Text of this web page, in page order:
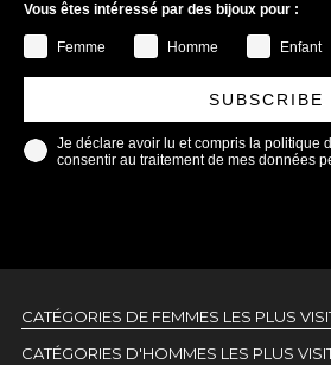
Vous êtes intéressé par des bijoux pour :
Femme Homme Enfant
SUBSCRIBE
Je déclare avoir lu et compris la politique
consentir au traitement de mes données
CATÉGORIES DE FEMMES LES PLUS
CATÉGORIES D'HOMMES LES PLUS